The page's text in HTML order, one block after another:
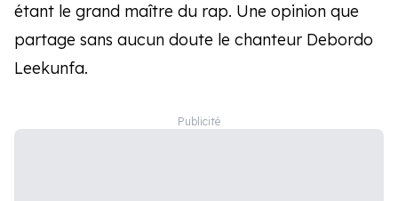
étant le grand maître du rap. Une opinion que
partage sans aucun doute le chanteur Debordo
Leekunfa.